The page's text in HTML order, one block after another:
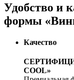
Удобство и
формы
Качество
COOL»